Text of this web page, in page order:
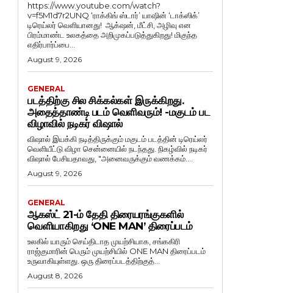
https://www.youtube.com/watch?
v=f5M1d7r2UNQ ‘ராக்கிங் ஸ்டார்’ யாஷின் ‘டாக்ஸிக்’
டிரெய்லர் வெளியானது! ஆக்‌ஷன், மீட்சி, அழிவு என
பிரம்மாண்ட உலகத்தை அறிமுகப்படுத்துகிறது! மிகுந்த
எதிர்பார்ப்பை...
August 9, 2026
GENERAL
படத்திற்கு சில சிக்கல்கள் இருக்கிறது.
அதைத்தாண்டி படம் வெளிவரும்! -மகுடம் பட
விழாவில் நடிகர் விஷால்
விஷால் இயக்கி நடித்திருக்கும் மகுடம் படத்தின் டிரெய்லர்
வெளியீட்டு விழா சென்னையில் நடந்தது. நிகழ்வில் நடிகர்
விஷால் பேசியதாவது, "அனைவருக்கும் வணக்கம்....
August 9, 2026
GENERAL
ஆகஸ்ட் 21-ம் தேதி திரையரங்குகளில்
வெளியாகிறது ‘ONE MAN’ திரைப்படம்
உலகில் யாரும் செய்திடாத முயற்சியாக, சங்ககிரி
ராஜ்குமாரின் பெரும் முயற்சியில் ONE MAN திரைப்படம்
உருவாகியுள்ளது. ஒரு திரைப்படத்திற்குத்...
August 8, 2026